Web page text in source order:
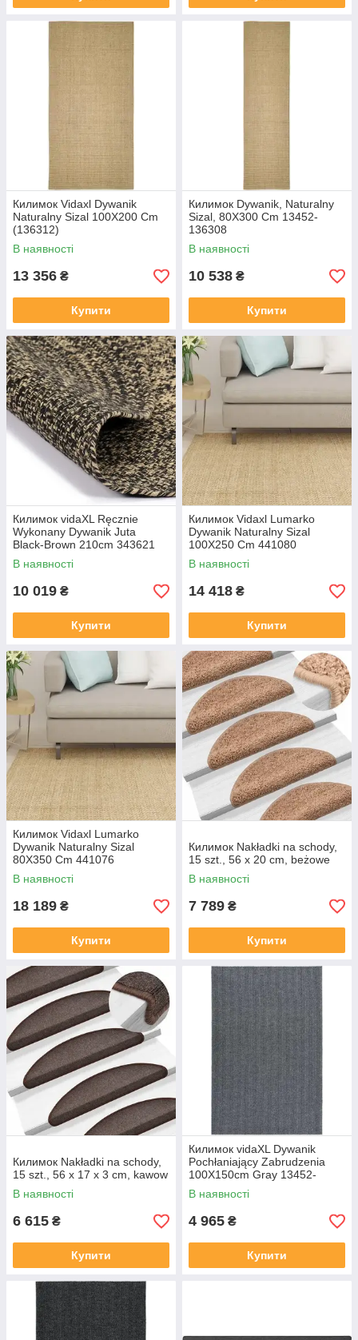
Килимок Vidaxl Dywanik
Naturalny Sizal 100X200 Cm
(136312)
В наявності
13 356 ₴
Купити
Килимок Dywanik, Naturalny
Sizal, 80X300 Cm 13452-
136308
В наявності
10 538 ₴
Купити
Килимок vidaXL Ręcznie
Wykonany Dywanik Juta
Black-Brown 210cm 343621
В наявності
10 019 ₴
Купити
Килимок Vidaxl Lumarko
Dywanik Naturalny Sizal
100X250 Cm 441080
В наявності
14 418 ₴
Купити
Килимок Vidaxl Lumarko
Dywanik Naturalny Sizal
80X350 Cm 441076
В наявності
18 189 ₴
Купити
Килимок Nakładki na schody,
15 szt., 56 x 20 cm, beżowe
В наявності
7 789 ₴
Купити
Килимок Nakładki na schody,
15 szt., 56 x 17 x 3 cm, kawow
В наявності
6 615 ₴
Купити
Килимок vidaXL Dywanik
Pochłaniający Zabrudzenia
100X150cm Gray 13452-
327175
В наявності
4 965 ₴
Купити